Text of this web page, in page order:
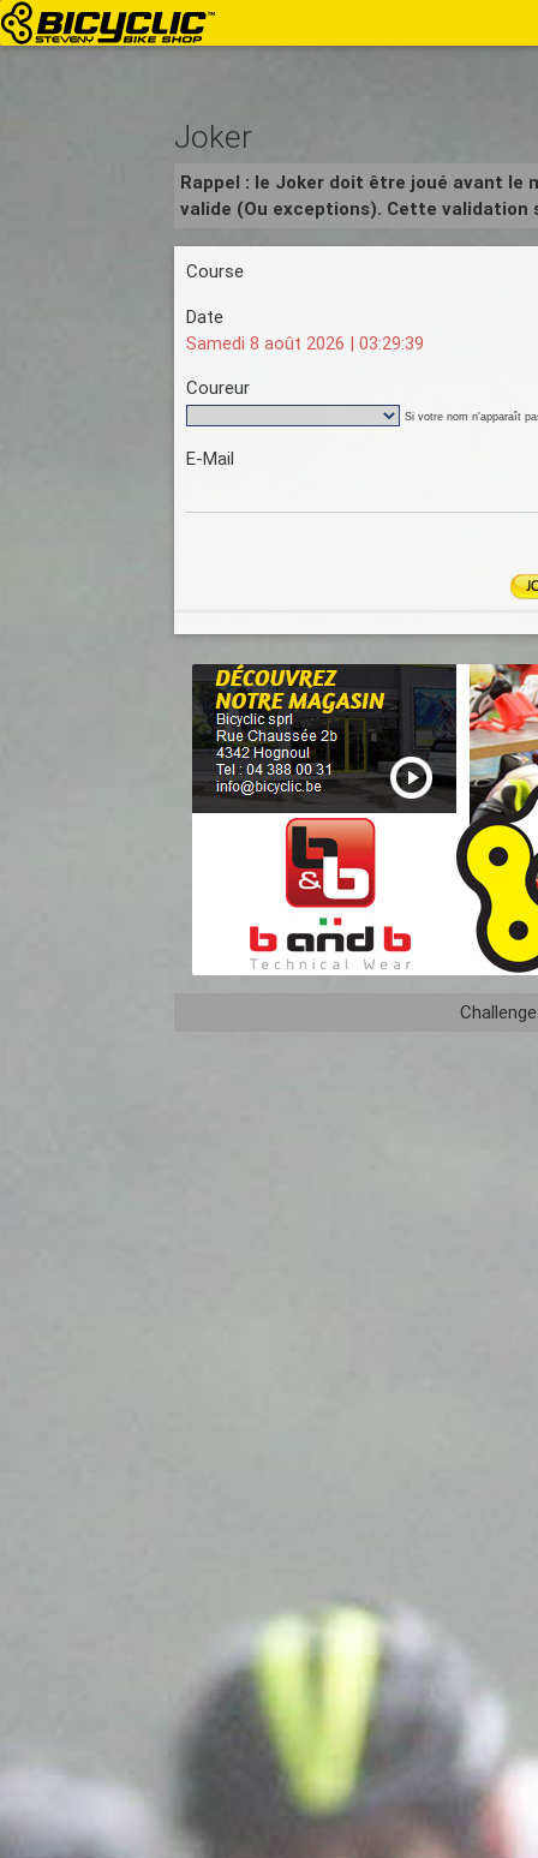
Joker
Rappel : le Joker doit être joué avant
valide (Ou exceptions). Cette
Course
Date
Samedi 8 août 2026 | 03:29:40
Coureur
Si votre nom n'apparaît
E-Mail